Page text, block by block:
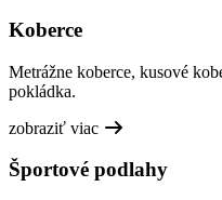
Koberce
Metrážne koberce, kusové
pokládka.
zobraziť viac
Športové podlahy